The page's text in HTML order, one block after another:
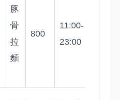
豚
骨
拉
麵
800
11:00-
23:00